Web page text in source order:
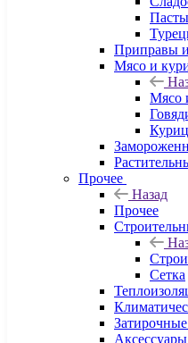
Приправы
Мясо и
Мясо
Прочее
Назад
Прочее
Сетка